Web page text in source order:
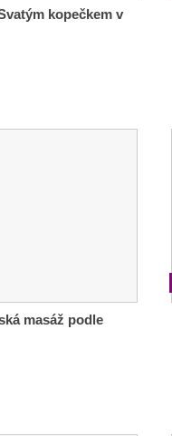
kopečkem v
masáž podle